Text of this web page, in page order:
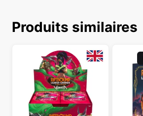
Produits similaires